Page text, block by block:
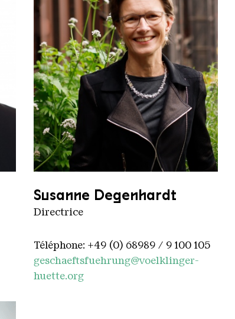
Portrait SD_3062
Susanne Degenhardt
Directrice
Téléphone: +49 (0) 68989 / 9 100 105
geschaeftsfuehrung@voelklinger-
huette.org